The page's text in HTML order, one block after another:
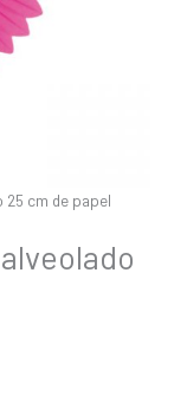
25 cm de papel